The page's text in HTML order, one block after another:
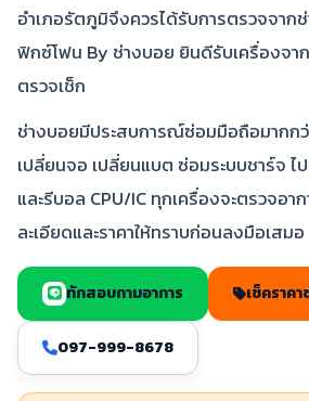
อำเภอรัตภูมิจึงควรได้รับการตรวจจาก
ฟิกซ์โฟน By ช่างบอย ยินดีรับเครื่องจา
ตรวจเช็ก
ช่างบอยมีประสบการณ์ซ่อมมือถือมากก
เปลี่ยนจอ เปลี่ยนแบต ซ่อมระบบชาร์จ
และรีบอล CPU/IC ทุกเครื่องจะตรวจอา
ละเอียดและราคาให้ทราบก่อนลงมือเสมอ
ทักสอบถามอาการ เช็คราค
097-999-8678